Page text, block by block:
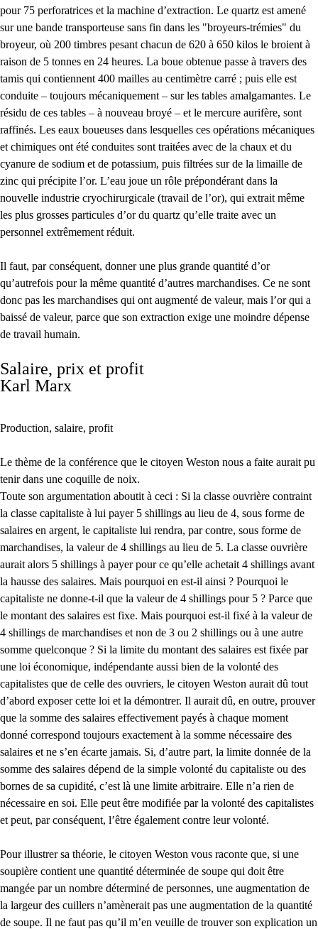
pour 75 perforatrices et la machine d’extraction. Le quartz est amené
sur une bande transporteuse sans fin dans les "broyeurs-trémies" du
broyeur, où 200 timbres pesant chacun de 620 à 650 kilos le broient à
raison de 5 tonnes en 24 heures. La boue obtenue passe à travers des
tamis qui contiennent 400 mailles au centimètre carré ; puis elle est
conduite – toujours mécaniquement – ​​sur les tables amalgamantes. Le
résidu de ces tables – à nouveau broyé – et le mercure aurifère, sont
raffinés. Les eaux boueuses dans lesquelles ces opérations mécaniques
et chimiques ont été conduites sont traitées avec de la chaux et du
cyanure de sodium et de potassium, puis filtrées sur de la limaille de
zinc qui précipite l’or. L’eau joue un rôle prépondérant dans la
nouvelle industrie cryochirurgicale (travail de l’or), qui extrait même
les plus grosses particules d’or du quartz qu’elle traite avec un
personnel extrêmement réduit.
Il faut, par conséquent, donner une plus grande quantité d’or
qu’autrefois pour la même quantité d’autres marchandises. Ce ne sont
donc pas les marchandises qui ont augmenté de valeur, mais l’or qui a
baissé de valeur, parce que son extraction exige une moindre dépense
de travail humain.
Salaire, prix et profit
Karl Marx
Production, salaire, profit
Le thème de la conférence que le citoyen Weston nous a faite aurait pu
tenir dans une coquille de noix.
Toute son argumentation aboutit à ceci : Si la classe ouvrière contraint
la classe capitaliste à lui payer 5 shillings au lieu de 4, sous forme de
salaires en argent, le capitaliste lui rendra, par contre, sous forme de
marchandises, la valeur de 4 shillings au lieu de 5. La classe ouvrière
aurait alors 5 shillings à payer pour ce qu’elle achetait 4 shillings avant
la hausse des salaires. Mais pourquoi en est-il ainsi ? Pourquoi le
capitaliste ne donne-t-il que la valeur de 4 shillings pour 5 ? Parce que
le montant des salaires est fixe. Mais pourquoi est-il fixé à la valeur de
4 shillings de marchandises et non de 3 ou 2 shillings ou à une autre
somme quelconque ? Si la limite du montant des salaires est fixée par
une loi économique, indépendante aussi bien de la volonté des
capitalistes que de celle des ouvriers, le citoyen Weston aurait dû tout
d’abord exposer cette loi et la démontrer. Il aurait dû, en outre, prouver
que la somme des salaires effectivement payés à chaque moment
donné correspond toujours exactement à la somme nécessaire des
salaires et ne s’en écarte jamais. Si, d’autre part, la limite donnée de la
somme des salaires dépend de la simple volonté du capitaliste ou des
bornes de sa cupidité, c’est là une limite arbitraire. Elle n’a rien de
nécessaire en soi. Elle peut être modifiée par la volonté des capitalistes
et peut, par conséquent, l’être également contre leur volonté.
Pour illustrer sa théorie, le citoyen Weston vous raconte que, si une
soupière contient une quantité déterminée de soupe qui doit être
mangée par un nombre déterminé de personnes, une augmentation de
la largeur des cuillers n’amènerait pas une augmentation de la quantité
de soupe. Il ne faut pas qu’il m’en veuille de trouver son explication un